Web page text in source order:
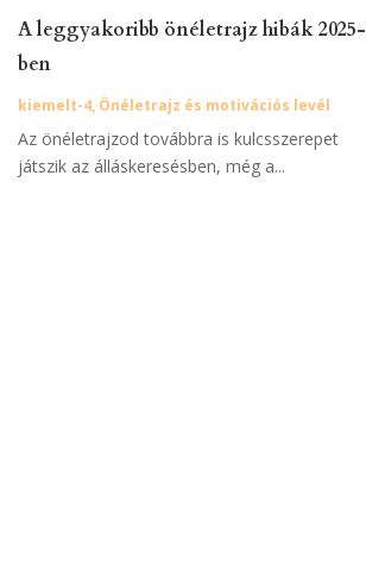
A leggyakoribb önéletrajz hibák 2025-
ben
kiemelt-4, Önéletrajz és motivációs levél
Az önéletrajzod továbbra is kulcsszerepet
játszik az álláskeresésben, még a...